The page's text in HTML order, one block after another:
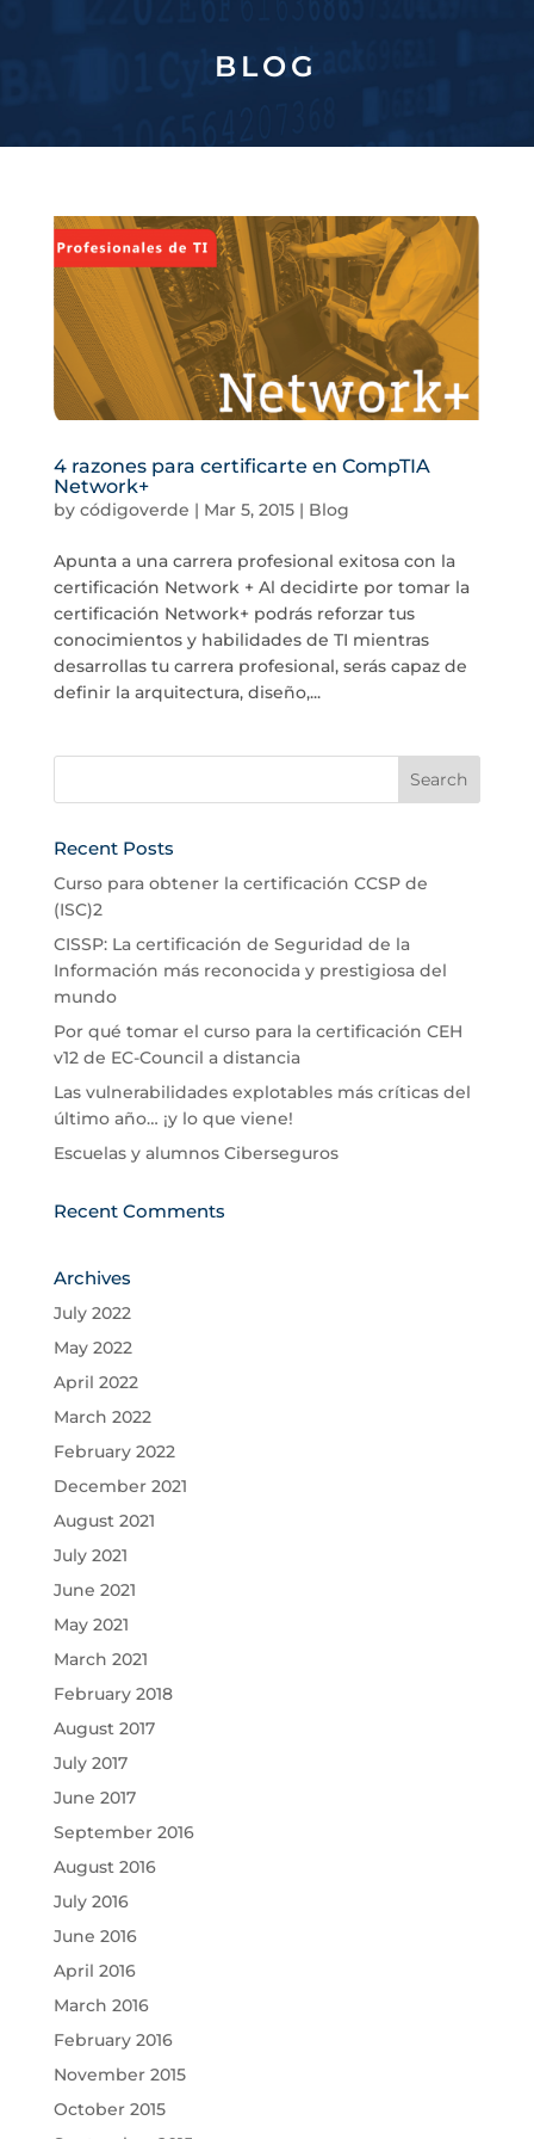
BLOG
4 razones para certificarte en CompTIA
Network+
by códigoverde | Mar 5, 2015| Blog
Apunta a una carrera profesional exitosa con la
certificación Network + Al decidirte por tomar la
certificación Network+ podrás reforzar tus
conocimientos y habilidades de TI mientras
desarrollas tu carrera profesional, serás capaz de
definir la arquitectura, diseño,...
Recent Posts
Curso para obtener la certificación CCSP de
(ISC)2
CISSP: La certificación de Seguridad de la
Información más reconocida y prestigiosa del
mundo
Por qué tomar el curso para la certificación CEH
v12 de EC-Council a distancia
Las vulnerabilidades explotables más críticas del
último año… ¡y lo que viene!
Escuelas y alumnos Ciberseguros
Recent Comments
Archives
July 2022
May 2022
April 2022
March 2022
February 2022
December 2021
August 2021
July 2021
June 2021
May 2021
March 2021
February 2018
August 2017
July 2017
June 2017
September 2016
August 2016
July 2016
June 2016
April 2016
March 2016
February 2016
November 2015
October 2015